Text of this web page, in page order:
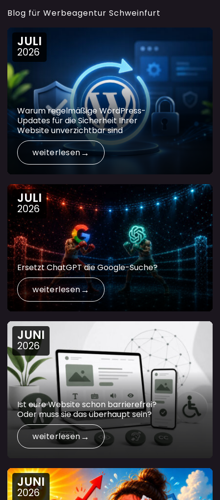
Blog für Werbeagentur Schweinfurt
JULI
2026
Warum regelmäßige WordPress-
Updates für die Sicherheit Ihrer
Website unverzichtbar sind
weiterlesen
JULI
2026
Ersetzt ChatGPT die Google-Suche?
weiterlesen
JUNI
2026
Ist eure Website schon barrierefrei?
Oder muss sie das überhaupt sein?
weiterlesen
JUNI
2026